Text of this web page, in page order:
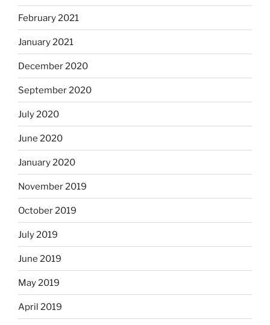
February 2021
January 2021
December 2020
September 2020
July 2020
June 2020
January 2020
November 2019
October 2019
July 2019
June 2019
May 2019
April 2019